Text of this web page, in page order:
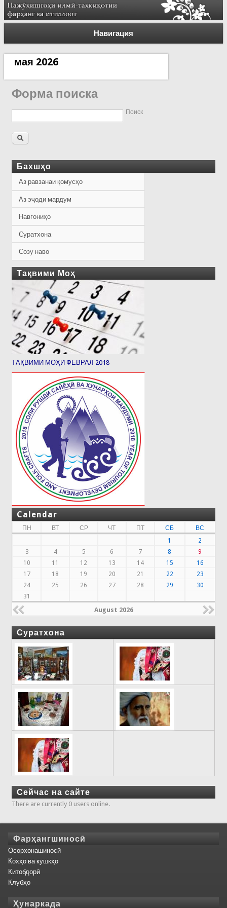
Навигация
мая 2026
Форма поиска
Поиск
Бахшҳо
Аз равзанаи қомусҳо
Аз эҷоди мардум
Навгониҳо
Суратхона
Созу наво
Тақвими Моҳ
ТАҚВИМИ МОҲИ ФЕВРАЛ 2018
Calendar
ПН ВТ СР ЧТ ПТ СБ
ВС
1
2
3
4 5 6 7 8
9
10
11 12 13 14 15
16
17
18 19 20 21 22
23
24
25 26 27 28 29
30
31
August 2026
Суратхона
Сейчас на сайте
There are currently 0 users online.
Фарҳангшиносӣ
Осорхонашиносӣ
Кохҳо ва кушкҳо
Китобдорӣ
Клубҳо
Ҳунаркада